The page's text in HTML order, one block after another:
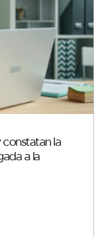
constatan la
a la